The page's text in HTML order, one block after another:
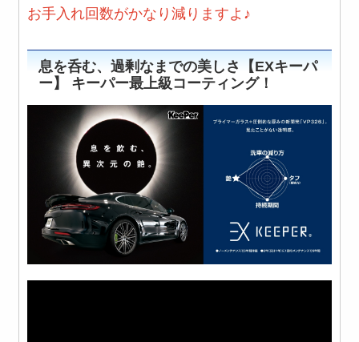
お手入れ回数がかなり減りますよ♪
息を呑む、過剰なまでの美しさ【EXキーパ
ー】 キーパー最上級コーティング！